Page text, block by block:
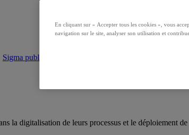
Sigma publie son bilan carbone annuel
la digitalisation de leurs processus et le déploiement
En cliquant sur « Accepter tous les cookies », vous
navigation sur le site, analyser son utilisation et